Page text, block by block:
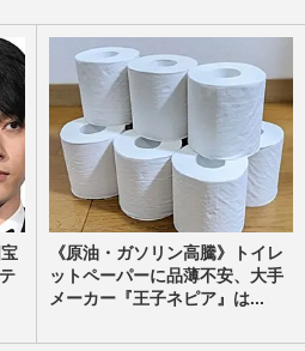
《原油・ガソリン高騰》トイレ
ットペーパーに品薄不安、大手
メーカー『王子ネピア』は...